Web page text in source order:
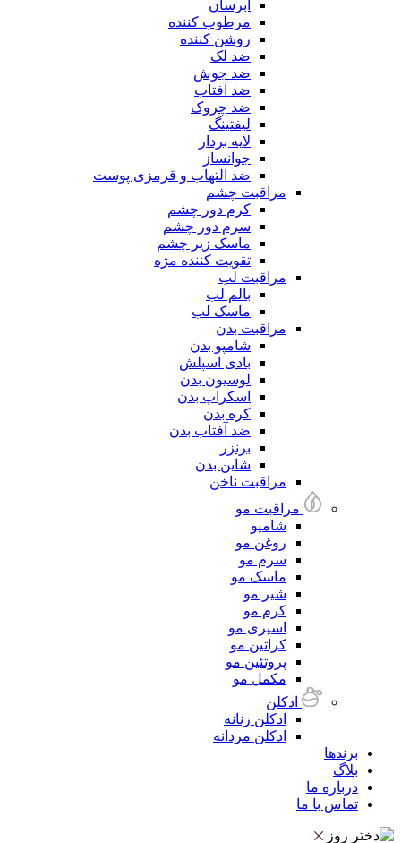
آبرسان
مرطوب کننده
روشن کننده
ضد لک
ضد جوش
ضد آفتاب
ضد چروک
لیفتینگ
لایه بردار
جوانساز
ضد التهاب و قرمزی پوست
مراقبت چشم
کرم دور چشم
سرم دور چشم
ماسک زیر چشم
تقویت کننده مژه
مراقبت لب
بالم لب
ماسک لب
مراقبت بدن
شامپو بدن
بادی اسپلش
لوسیون بدن
اسکراپ بدن
کره بدن
ضد آفتاب بدن
برنزر
شاین بدن
مراقبت ناخن
مراقبت مو
شامپو
روغن مو
سرم مو
ماسک مو
شیر مو
کرم مو
اسپری مو
کراتین مو
پروتئین مو
مکمل مو
ادکلن
ادکلن زنانه
ادکلن مردانه
برندها
بلاگ
درباره ما
تماس با ما